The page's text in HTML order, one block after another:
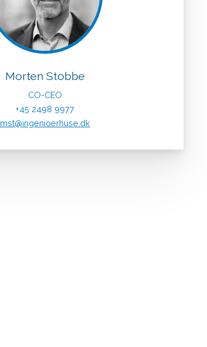
Morten Stobbe
CO-CEO
+45 2498 9977
mst@ingenioerhuse.dk